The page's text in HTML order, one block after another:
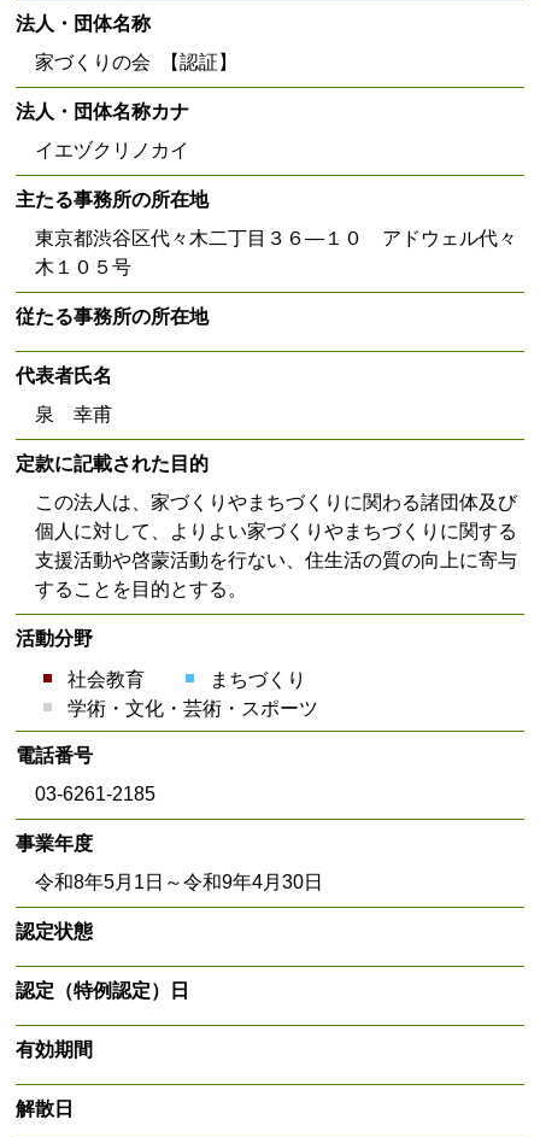
法人・団体名称
家づくりの会 【認証】
法人・団体名称カナ
イエヅクリノカイ
主たる事務所の所在地
東京都渋谷区代々木二丁目３６―１０ アドウェル代々
木１０５号
従たる事務所の所在地
代表者氏名
泉 幸甫
定款に記載された目的
この法人は、家づくりやまちづくりに関わる諸団体及び
個人に対して、よりよい家づくりやまちづくりに関する
支援活動や啓蒙活動を行ない、住生活の質の向上に寄与
することを目的とする。
活動分野
社会教育
まちづくり
学術・文化・芸術・スポーツ
電話番号
03-6261-2185
事業年度
令和8年5月1日～令和9年4月30日
認定状態
認定（特例認定）日
有効期間
解散日